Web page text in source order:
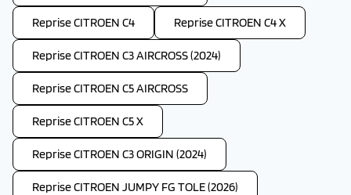
Reprise CITROEN C4 Reprise CITROEN C4 X
Reprise CITROEN C3 AIRCROSS (2024)
Reprise CITROEN C5 AIRCROSS
Reprise CITROEN C5 X
Reprise CITROEN C3 ORIGIN (2024)
Reprise CITROEN JUMPY FG TOLE (2026)